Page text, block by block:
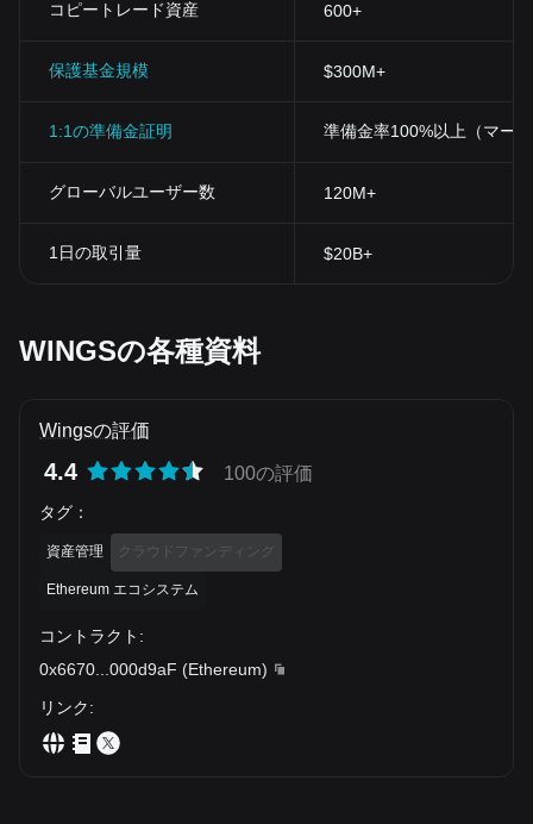
コピートレード資産 600+
保護基金規模 $300M+
1:1の準備金証明 準備金率100%以上（マー
グローバルユーザー数 120M+
1日の取引量 $20B+
WINGSの各種資料
Wingsの評価
4.4 100の評価
タグ ：
資産管理 クラウドファンディング
Ethereum エコシステム
コントラクト :
0x6670
000d9aF (Ethereum)
リンク: